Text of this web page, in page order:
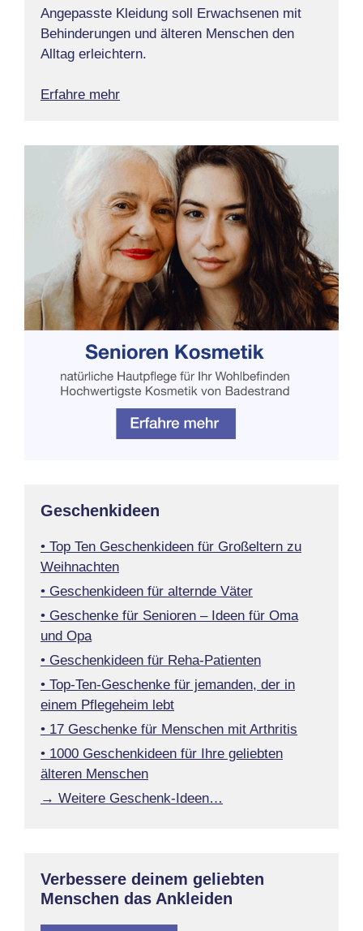
Angepasste Kleidung soll Erwachsenen mit
Behinderungen und älteren Menschen den
Alltag erleichtern.
Erfahre mehr
Geschenkideen
• Top Ten Geschenkideen für Großeltern zu
Weihnachten
• Geschenkideen für alternde Väter
• Geschenke für Senioren – Ideen für Oma
und Opa
• Geschenkideen für Reha-Patienten
• Top-Ten-Geschenke für jemanden, der in
einem Pflegeheim lebt
• 17 Geschenke für Menschen mit Arthritis
• 1000 Geschenkideen für Ihre geliebten
älteren Menschen
→ Weitere Geschenk-Ideen…
Verbessere deinem geliebten
Menschen das Ankleiden